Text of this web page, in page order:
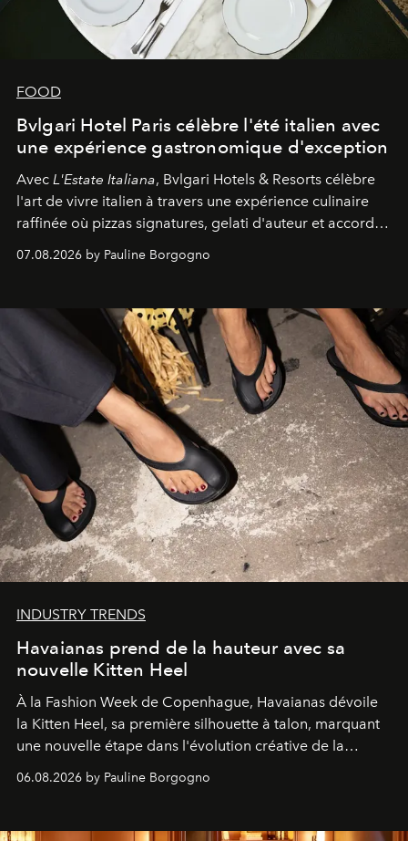
FOOD
Bvlgari Hotel Paris célèbre l'été italien avec
une expérience gastronomique d'exception
Avec L'Estate Italiana, Bvlgari Hotels & Resorts célèbre
l'art de vivre italien à travers une expérience culinaire
raffinée où pizzas signatures, gelati d'auteur et accords
07.08.2026 by Pauline Borgogno
INDUSTRY TRENDS
Havaianas prend de la hauteur avec sa
nouvelle Kitten Heel
À la Fashion Week de Copenhague, Havaianas dévoile
la Kitten Heel, sa première silhouette à talon, marquant
une nouvelle étape dans l'évolution créative de la
06.08.2026 by Pauline Borgogno